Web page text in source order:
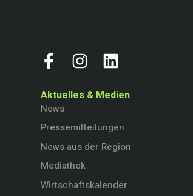
Aktuelles & Medien
News
Pressemitteilungen
News aus der Region
Mediathek
Wirtschaftskalender